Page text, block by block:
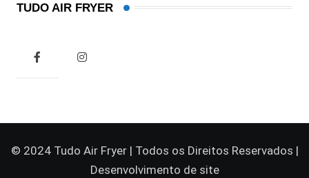
TUDO AIR FRYER
© 2024 Tudo Air Fryer | Todos os Direitos Reservados |
Desenvolvimento de site